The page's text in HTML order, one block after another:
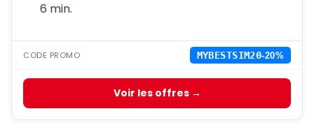
6 min.
CODE PROMO MYBESTSIM20-20%
Voir les offres →